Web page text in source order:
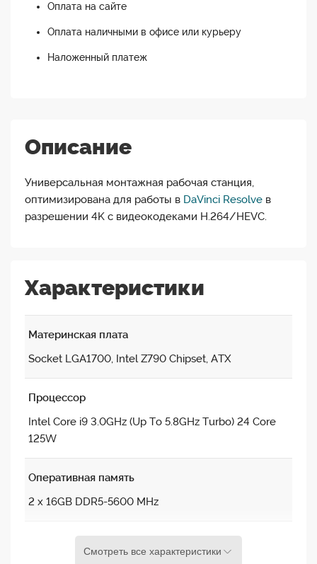
Оплата на сайте
Оплата наличными в офисе или курьеру
Наложенный платеж
Описание
Универсальная монтажная рабочая станция,
оптимизирована для работы в DaVinci Resolve в
разрешении 4K с видеокодеками H.264/HEVC.
Характеристики
Материнская плата
Socket LGA1700, Intel Z790 Chipset, ATX
Процессор
Intel Core i9 3.0GHz (Up To 5.8GHz Turbo) 24 Core
125W
Оперативная память
2 x 16GB DDR5-5600 MHz
Смотреть все характеристики